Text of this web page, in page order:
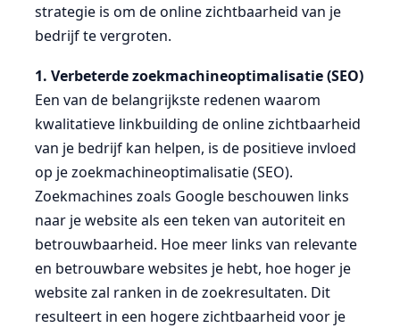
strategie is om de online zichtbaarheid van je
bedrijf te vergroten.
1. Verbeterde zoekmachineoptimalisatie (SEO)
Een van de belangrijkste redenen waarom
kwalitatieve linkbuilding de online zichtbaarheid
van je bedrijf kan helpen, is de positieve invloed
op je zoekmachineoptimalisatie (SEO).
Zoekmachines zoals Google beschouwen links
naar je website als een teken van autoriteit en
betrouwbaarheid. Hoe meer links van relevante
en betrouwbare websites je hebt, hoe hoger je
website zal ranken in de zoekresultaten. Dit
resulteert in een hogere zichtbaarheid voor je